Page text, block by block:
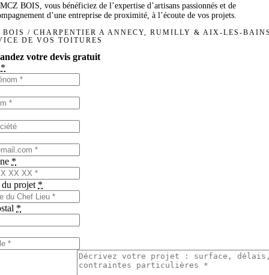
BOIS, vous bénéficiez de l’expertise d’artisans passionnés et de
d’une entreprise de proximité, à l’écoute de vos projets.
BOIS / CHARPENTIER A ANNECY, RUMILLY & AIX-LES-
DE VOS TOITURES
votre devis gratuit
*
*
du projet *
*